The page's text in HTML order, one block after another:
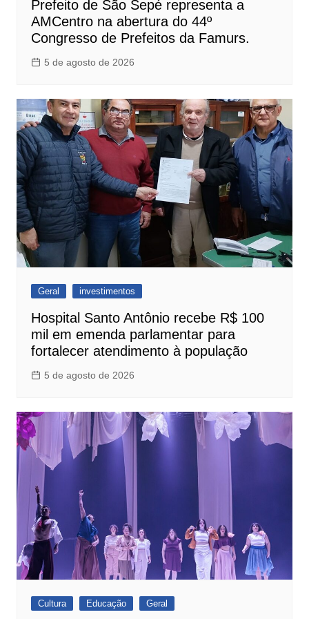
Prefeito de São Sepé representa a
AMCentro na abertura do 44º
Congresso de Prefeitos da Famurs.
5 de agosto de 2026
Geral investimentos
Hospital Santo Antônio recebe R$ 100
mil em emenda parlamentar para
fortalecer atendimento à população
5 de agosto de 2026
Cultura Educação Geral